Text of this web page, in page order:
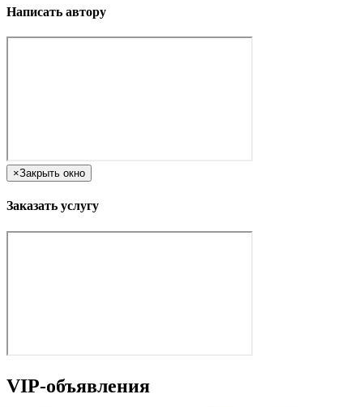
Написать автору
×Закрыть окно
Заказать услугу
VIP-объявления